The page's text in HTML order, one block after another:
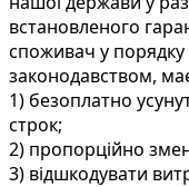
встановленого
споживач у порядку
законодавством,
1) безоплатно
строк;
2) пропорційно
3) відшкодувати